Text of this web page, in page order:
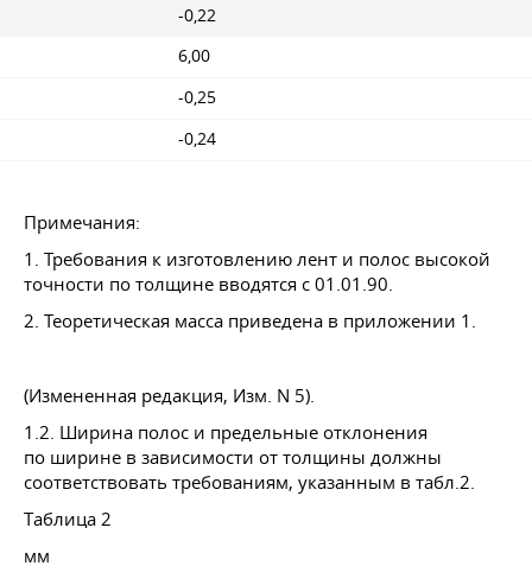
-0,22
6,00
-0,25
-0,24
Примечания:
1. Требования к изготовлению лент и полос высокой
точности по толщине вводятся с 01.01.90.
2. Теоретическая масса приведена в приложении 1.
(Измененная редакция, Изм. N 5).
1.2. Ширина полос и предельные отклонения
по ширине в зависимости от толщины должны
соответствовать требованиям, указанным в табл.2.
Таблица 2
мм